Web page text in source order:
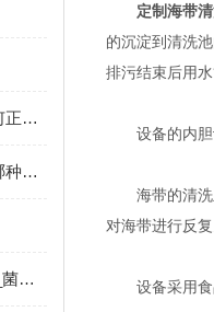
海带加工设备为您讲解如何正确清洗海带
海带漂烫机还可以适用于哪种果蔬的加工使用
杭州 诸城酱菜加工流水线_菌菇/海带加工设备|概述
定制海带
的沉淀到清洗
排污结束后用
设备的内胆设
海带的清洗主
对海带进行反
设备采用食品